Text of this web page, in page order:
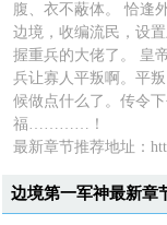
腹、衣不蔽体。 恰逢
边境，收编流民，设
握重兵的大佬了。 皇
兵让寡人平叛啊。平
候做点什么了。传令
福…………！
最新章节推荐地址：
边境第一军神最新章